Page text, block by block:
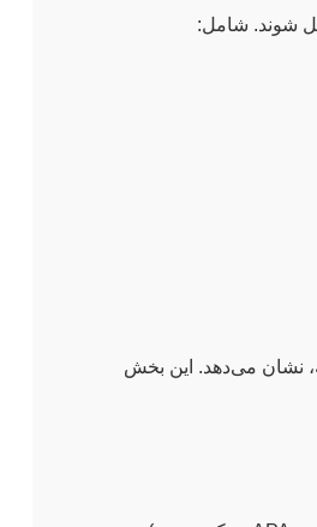
شوند. شامل:
نشان می‌دهد. این بخش